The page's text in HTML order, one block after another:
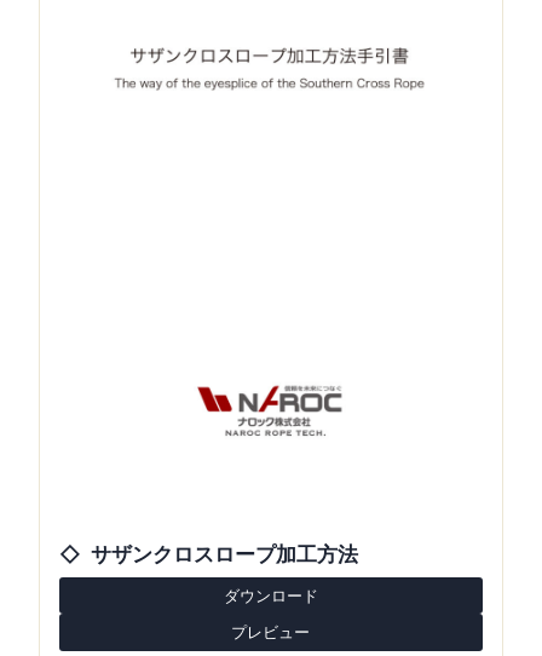
サザンクロスロープ加工方法
ダウンロード
プレビュー